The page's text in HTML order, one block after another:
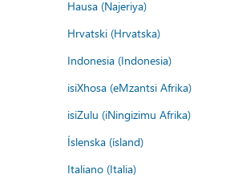
Hausa (Najeriya)
Hrvatski (Hrvatska)
Indonesia (Indonesia)
isiXhosa (eMzantsi Afrika)
isiZulu (iNingizimu Afrika)
Íslenska (ísland)
Italiano (Italia)